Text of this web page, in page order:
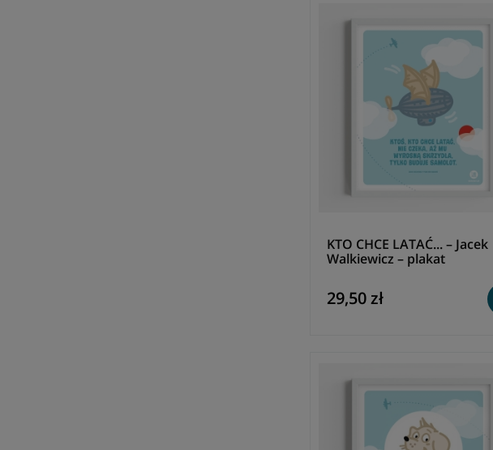
KTO CHCE LATAĆ... – Jacek
Walkiewicz – plakat
29,50 zł